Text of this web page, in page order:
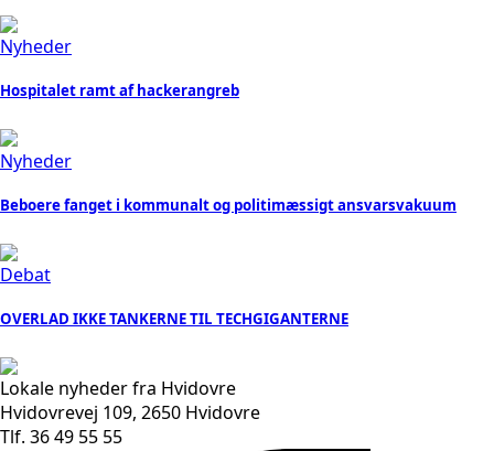
Nyheder
Hospitalet ramt af hackerangreb
Nyheder
Beboere fanget i kommunalt og politimæssigt ansvarsvakuum
Debat
OVERLAD IKKE TANKERNE TIL TECHGIGANTERNE
Lokale nyheder fra Hvidovre
Hvidovrevej 109, 2650 Hvidovre
Tlf. 36 49 55 55